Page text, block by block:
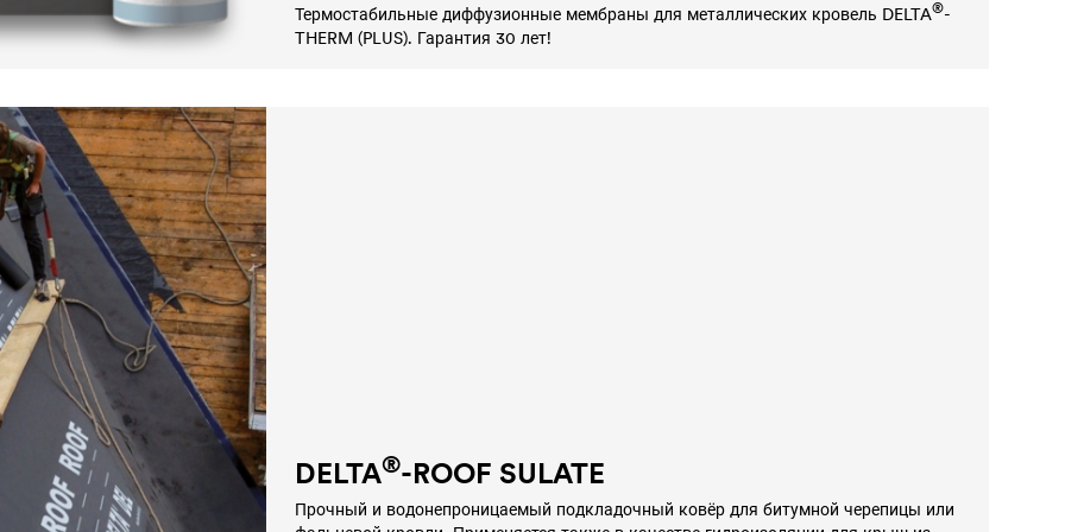
Термостабильные диффузионные мембраны для металлических кровель DELTA®-
THERM (PLUS). Гарантия 30 лет!
DELTA®-ROOF SULATE
Прочный и водонепроницаемый подкладочный ковёр для битумной черепицы или